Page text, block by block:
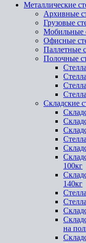
Металлические
Архивные
Грузовые
Мобильные
Офисные
Паллетные
Полочные
Складские
100кг
140кг
на